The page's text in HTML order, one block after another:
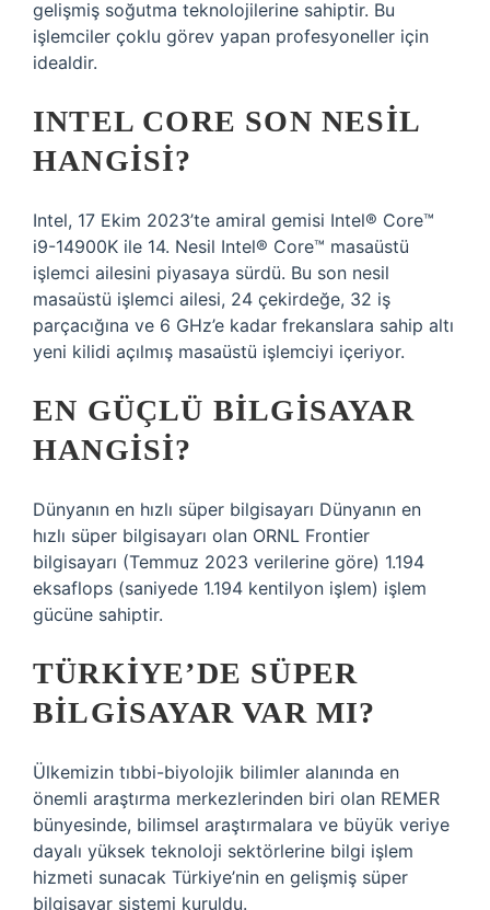
gelişmiş soğutma teknolojilerine sahiptir. Bu
işlemciler çoklu görev yapan profesyoneller için
idealdir.
INTEL CORE SON NESIL
HANGISI?
Intel, 17 Ekim 2023’te amiral gemisi Intel® Core™
i9-14900K ile 14. Nesil Intel® Core™ masaüstü
işlemci ailesini piyasaya sürdü. Bu son nesil
masaüstü işlemci ailesi, 24 çekirdeğe, 32 iş
parçacığına ve 6 GHz’e kadar frekanslara sahip altı
yeni kilidi açılmış masaüstü işlemciyi içeriyor.
EN GÜÇLÜ BILGISAYAR
HANGISI?
Dünyanın en hızlı süper bilgisayarı Dünyanın en
hızlı süper bilgisayarı olan ORNL Frontier
bilgisayarı (Temmuz 2023 verilerine göre) 1.194
eksaflops (saniyede 1.194 kentilyon işlem) işlem
gücüne sahiptir.
TÜRKIYE’DE SÜPER
BILGISAYAR VAR MI?
Ülkemizin tıbbi-biyolojik bilimler alanında en
önemli araştırma merkezlerinden biri olan REMER
bünyesinde, bilimsel araştırmalara ve büyük veriye
dayalı yüksek teknoloji sektörlerine bilgi işlem
hizmeti sunacak Türkiye’nin en gelişmiş süper
bilgisayar sistemi kuruldu.